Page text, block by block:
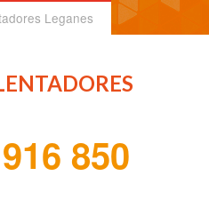
Leganes
916 850